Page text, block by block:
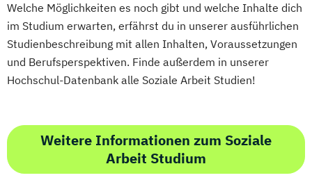
Sozialwirtschaft
Sustainability Assessment and Resource
Management
Sustainable Packaging Design and
Technical Management*
Technische Informatik
Welche Möglichkeiten es noch gibt und welche Inhalte dich
im Studium erwarten, erfährst du in unserer ausführlichen
Studienbeschreibung mit allen Inhalten, Voraussetzungen
und Berufsperspektiven. Finde außerdem in unserer
Hochschul-Datenbank alle Soziale Arbeit Studien!
Weitere Informationen zum Soziale
Arbeit Studium